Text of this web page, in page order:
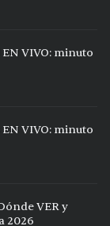
EN VIVO: minuto
EN VIVO: minuto
VER y
2026